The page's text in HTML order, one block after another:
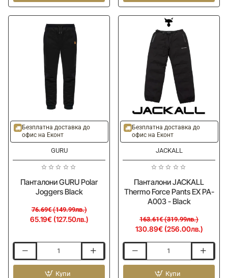
Heavy
Weight
Duratech
Shorts
-15%
Безплатна доставка до
офис на Еконт
GURU
Панталони GURU Polar
Joggers Black
65.19€ (127.50лв.)
76.69€ (149.99лв.)
GURU
Купи
-20%
Безплатна доставка до
офис на Еконт
JACKALL
Панталони JACKALL
Thermo Force Pants EX PA-
A003 - Black
130.89€ (256.00лв.)
163.61€ (319.99лв.)
JACKALL
Купи